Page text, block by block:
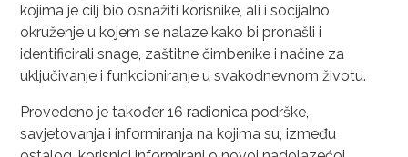
kojima je cilj bio osnažiti korisnike, ali i socijalno
okruženje u kojem se nalaze kako bi pronašli i
identificirali snage, zaštitne čimbenike i načine za
uključivanje i funkcioniranje u svakodnevnom životu.
Provedeno je također 16 radionica podrške,
savjetovanja i informiranja na kojima su, između